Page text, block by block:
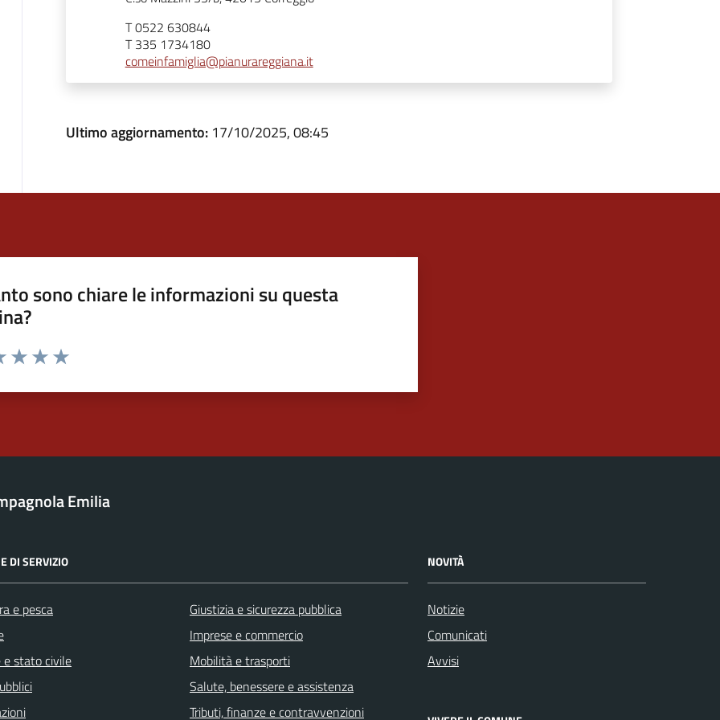
T 0522 630844
T 335 1734180
comeinfamiglia@pianurareggiana.it
Ultimo aggiornamento: 17/10/2025, 08:45
sono chiare le informazioni su questa
Emilia
DI SERVIZIO
e pesca
e stato civile
Giustizia e sicurezza pubblica
Imprese e commercio
Mobilità e trasporti
Salute, benessere e assistenza
Tributi, finanze e contravvenzioni
NOVITÀ
Notizie
Comunicati
Avvisi